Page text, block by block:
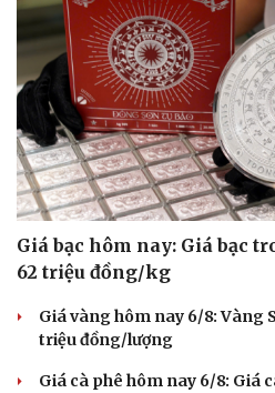
Giá bạc hôm nay: Giá bạc
62 triệu đồng/kg
Giá vàng hôm nay 6/8: Vàng
triệu đồng/lượng
Giá cà phê hôm nay 6/8: Giá